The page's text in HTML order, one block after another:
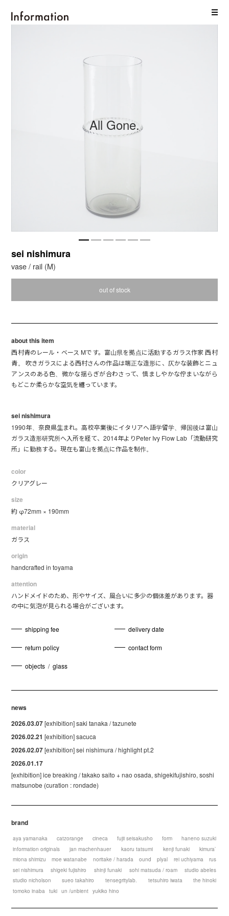
sei nishimura
vase / rail (M)
out of stock
about this item
西村青のレール・ベース Mです。富山県を拠点に活動するガラス作家 西村
青。 吹きガラスによる西村さんの作品は端正な造形に、仄かな装飾とニュ
アンスのある色、微かな揺らぎが合わさって、慎ましやかな佇まいながら
もどこか柔らかな空気を纏っています。
sei nishimura
1990年、奈良県生まれ。高校卒業後にイタリアへ語学留学、帰国後は富山
ガラス造形研究所へ入所を経て、2014年よりPeter Ivy Flow Lab「流動研究
所」に勤務する。現在も富山を拠点に作品を制作。
color
クリアグレー
size
約 φ72mm × 190mm
material
ガラス
origin
handcrafted in toyama
attention
ハンドメイドのため、形やサイズ、風合いに多少の個体差があります。器
の中に気泡が見られる場合がございます。
shipping fee delivery date
return policy contact form
objects / glass
news
2026.03.07[exhibition] saki tanaka / tazunete
2026.02.21 [exhibition] sacuca
2026.02.07[exhibition] sei nishimura / highlight pt.2
2026.01.17
[exhibition] ice breaking / takako saito + nao osada, shigekifujishiro, soshi
matsunobe (curation : rondade)
brand
aya yamanaka catzorange cineca fujii seisakusho form
haneno suzuki
information originals
jan machenhauer kaoru tatsumi kenji funaki
kimura`
miona shimizu
moe watanabe noritake / harada ound plyal rei uchiyama
rus
sei nishimura
shigeki fujishiro shinji funaki sohi matsuda / roam
studio abeles
studio nicholson
sueo takahiro tensegritylab. tetsuhiro iwata
the hinoki
tomoko inaba
tuki un /unbient yukiko hino